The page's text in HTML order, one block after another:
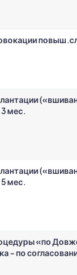
мес.
мес.
«по
- по